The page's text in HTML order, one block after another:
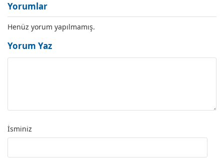
Yorumlar
Henüz yorum yapılmamış.
Yorum Yaz
İsminiz